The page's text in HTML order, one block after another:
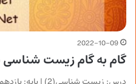
2022-10-09
گام به گام زیست شناسی